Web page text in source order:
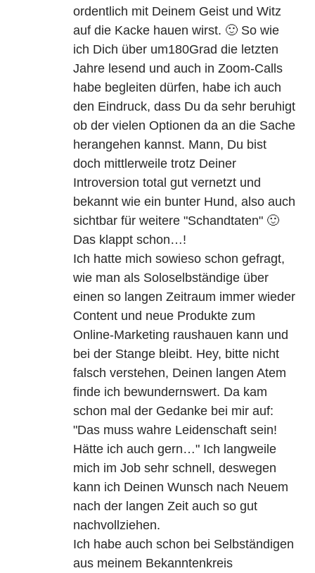
ordentlich mit Deinem Geist und Witz
auf die Kacke hauen wirst. 🙂 So wie
ich Dich über um180Grad die letzten
Jahre lesend und auch in Zoom-Calls
habe begleiten dürfen, habe ich auch
den Eindruck, dass Du da sehr beruhigt
ob der vielen Optionen da an die Sache
herangehen kannst. Mann, Du bist
doch mittlerweile trotz Deiner
Introversion total gut vernetzt und
bekannt wie ein bunter Hund, also auch
sichtbar für weitere "Schandtaten" 🙂
Das klappt schon…!
Ich hatte mich sowieso schon gefragt,
wie man als Soloselbständige über
einen so langen Zeitraum immer wieder
Content und neue Produkte zum
Online-Marketing raushauen kann und
bei der Stange bleibt. Hey, bitte nicht
falsch verstehen, Deinen langen Atem
finde ich bewundernswert. Da kam
schon mal der Gedanke bei mir auf:
"Das muss wahre Leidenschaft sein!
Hätte ich auch gern…" Ich langweile
mich im Job sehr schnell, deswegen
kann ich Deinen Wunsch nach Neuem
nach der langen Zeit auch so gut
nachvollziehen.
Ich habe auch schon bei Selbständigen
aus meinem Bekanntenkreis